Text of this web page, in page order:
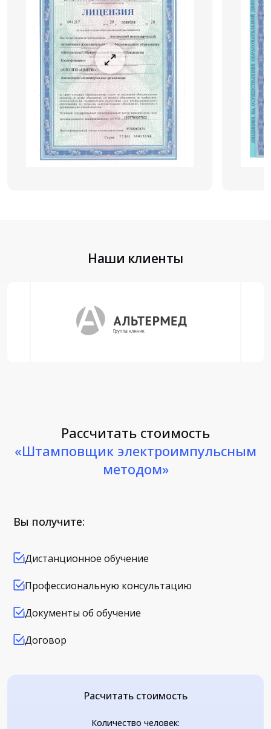
Наши клиенты
Рассчитать стоимость
«Штамповщик электроимпульсным
методом»
Вы получите:
Дистанционное обучение
Профессиональную консультацию
Документы об обучение
Договор
Расчитать стоимость
Количество человек: